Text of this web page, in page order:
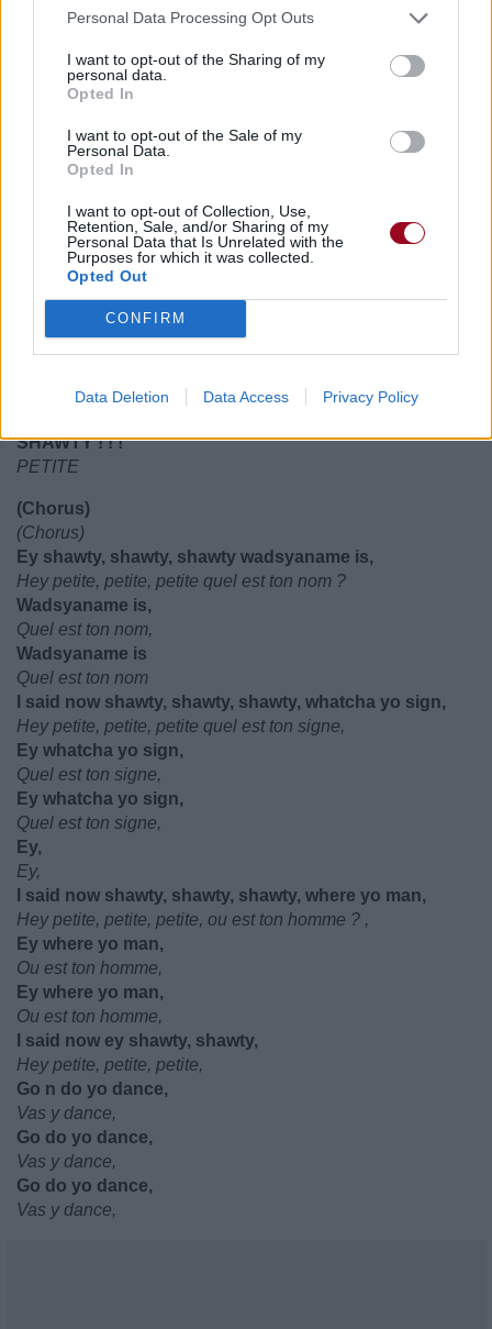
Personal Data Processing Opt Outs
I want to opt-out of the Sharing of my
personal data.
Opted In
I want to opt-out of the Sale of my
Personal Data.
Opted In
I want to opt-out of Collection, Use,
Retention, Sale, and/or Sharing of my
Personal Data that Is Unrelated with the
Purposes for which it was collected.
Opted Out
CONFIRM
Data Deletion Data Access Privacy Policy
Quel est ton signe,
I said now shawty, shawty, shawty, where yo man,
Ey where yo man,
Ou est ton homme,
Ey where yo man,
Ou est ton homme,
I said now ey shawty, shawty,
Hey petite, petite, petite,
Go n do yo dance,
Vas y dance,
Go do yo dance,
Vas y dance,
Vas y dance,
SHAWTY ! ! !
PETITE
(Chorus)
(Chorus)
Ey shawty, shawty, shawty wadsyaname is,
Hey petite, petite, petite quel est ton nom ?
Wadsyaname is,
Quel est ton nom,
Wadsyaname is
Quel est ton nom
I said now shawty, shawty, shawty, whatcha yo sign,
Hey petite, petite, petite quel est ton signe,
Ey whatcha yo sign,
Quel est ton signe,
Ey whatcha yo sign,
Quel est ton signe,
Ey,
Ey,
I said now shawty, shawty, shawty, where yo man,
Hey petite, petite, petite, ou est ton homme ? ,
Ey where yo man,
Ou est ton homme,
Ey where yo man,
Ou est ton homme,
I said now ey shawty, shawty,
Hey petite, petite, petite,
Go n do yo dance,
Vas y dance,
Go do yo dance,
Vas y dance,
Go do yo dance,
Vas y dance,